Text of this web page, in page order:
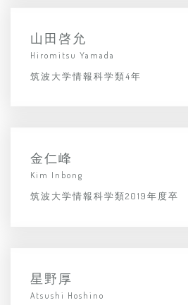
山田啓允
Hiromitsu Yamada
筑波大学情報科学類4年
金仁峰
Kim Inbong
筑波大学情報科学類2019年度卒
星野厚
Atsushi Hoshino